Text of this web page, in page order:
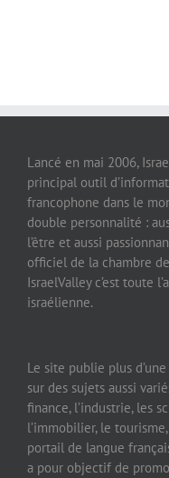
Lancé en mai 2006,
principal outil
francophone dans le
double personnalité :
l’être et aussi
officiel de la chambre
IsraelValley c’est toute
israélienne.
Le site publie plus
sur des sujets aussi
finance, l’industrie, les
l’immobilier, le
portail de langue
a pour objectif de